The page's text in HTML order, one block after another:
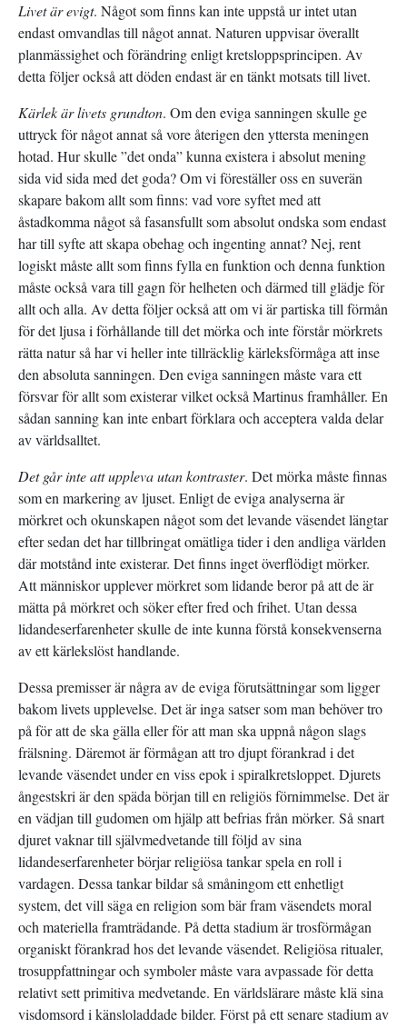
Livet är evigt. Något som finns kan inte uppstå ur intet utan
endast omvandlas till något annat. Naturen uppvisar överallt
planmässighet och förändring enligt kretsloppsprincipen. Av
detta följer också att döden endast är en tänkt motsats till livet.
Kärlek är livets grundton. Om den eviga sanningen skulle ge
uttryck för något annat så vore återigen den yttersta meningen
hotad. Hur skulle ”det onda” kunna existera i absolut mening
sida vid sida med det goda? Om vi föreställer oss en suverän
skapare bakom allt som finns: vad vore syftet med att
åstadkomma något så fasansfullt som absolut ondska som endast
har till syfte att skapa obehag och ingenting annat? Nej, rent
logiskt måste allt som finns fylla en funktion och denna funktion
måste också vara till gagn för helheten och därmed till glädje för
allt och alla. Av detta följer också att om vi är partiska till förmån
för det ljusa i förhållande till det mörka och inte förstår mörkrets
rätta natur så har vi heller inte tillräcklig kärleksförmåga att inse
den absoluta sanningen. Den eviga sanningen måste vara ett
försvar för allt som existerar vilket också Martinus framhåller. En
sådan sanning kan inte enbart förklara och acceptera valda delar
av världsalltet.
Det går inte att uppleva utan kontraster. Det mörka måste finnas
som en markering av ljuset. Enligt de eviga analyserna är
mörkret och okunskapen något som det levande väsendet längtar
efter sedan det har tillbringat omätliga tider i den andliga världen
där motstånd inte existerar. Det finns inget överflödigt mörker.
Att människor upplever mörkret som lidande beror på att de är
mätta på mörkret och söker efter fred och frihet. Utan dessa
lidandeserfarenheter skulle de inte kunna förstå konsekvenserna
av ett kärlekslöst handlande.
Dessa premisser är några av de eviga förutsättningar som ligger
bakom livets upplevelse. Det är inga satser som man behöver tro
på för att de ska gälla eller för att man ska uppnå någon slags
frälsning. Däremot är förmågan att tro djupt förankrad i det
levande väsendet under en viss epok i spiralkretsloppet. Djurets
ångestskri är den späda början till en religiös förnimmelse. Det är
en vädjan till gudomen om hjälp att befrias från mörker. Så snart
djuret vaknar till självmedvetande till följd av sina
lidandeserfarenheter börjar religiösa tankar spela en roll i
vardagen. Dessa tankar bildar så småningom ett enhetligt
system, det vill säga en religion som bär fram väsendets moral
och materiella framträdande. På detta stadium är trosförmågan
organiskt förankrad hos det levande väsendet. Religiösa ritualer,
trosuppfattningar och symboler måste vara avpassade för detta
relativt sett primitiva medvetande. En världslärare måste klä sina
visdomsord i känsloladdade bilder. Först på ett senare stadium av